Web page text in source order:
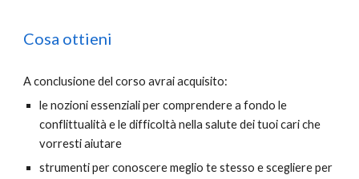
Cosa ottieni
A conclusione del corso avrai acquisito:
le nozioni essenziali per comprendere a fondo le
conflittualità e le difficoltà nella salute dei tuoi cari che
vorresti aiutare
strumenti per conoscere meglio te stesso e scegliere per